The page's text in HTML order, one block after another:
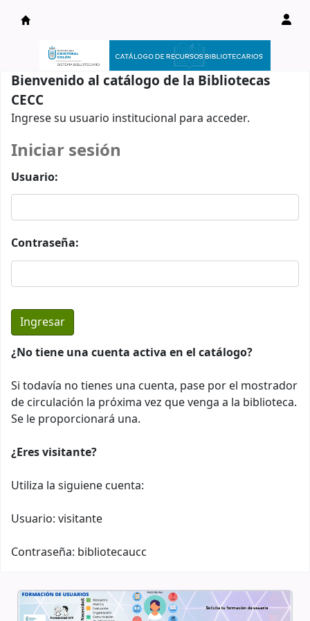
Catálogo en línea
Bienvenido al catálogo de la Bibliotecas
CECC
Ingrese su usuario institucional para acceder.
Iniciar sesión
Usuario:
Contraseña:
¿No tiene una cuenta activa en el catálogo?
Si todavía no tienes una cuenta, pase por el mostrador
de circulación la próxima vez que venga a la biblioteca.
Se le proporcionará una.
¿Eres visitante?
Utiliza la siguiene cuenta:
Usuario: visitante
Contraseña: bibliotecaucc